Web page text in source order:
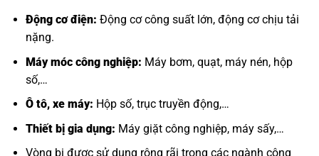
Động cơ điện: Động cơ công suất lớn, động cơ chịu tải
nặng.
Máy móc công nghiệp: Máy bơm, quạt, máy nén, hộp
số,…
Ô tô, xe máy: Hộp số, trục truyền động,…
Thiết bị gia dụng: Máy giặt công nghiệp, máy sấy,…
Vòng bi được sử dụng rộng rãi trong các ngành công